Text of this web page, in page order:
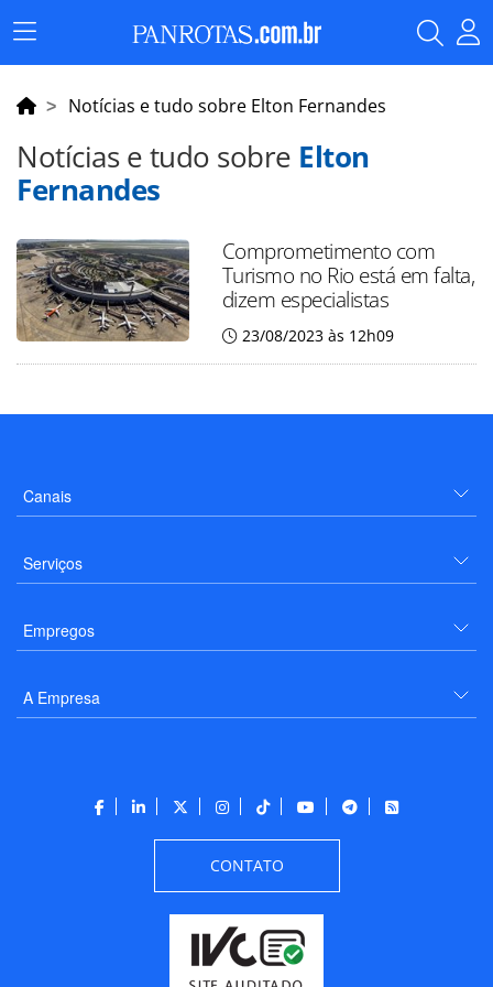
Menu
Principal
Notícias e tudo sobre Elton Fernandes
Notícias e tudo sobre Elton
Fernandes
Comprometimento com
Turismo no Rio está em falta,
dizem especialistas
23/08/2023 às 12h09
Canais
Serviços
Empregos
A Empresa
CONTATO